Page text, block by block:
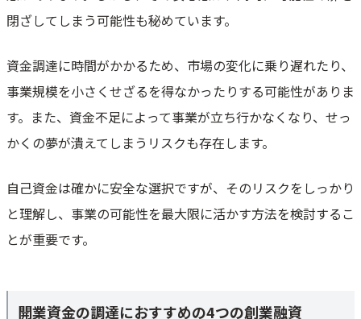
閉ざしてしまう可能性も秘めています。
資金調達に時間がかかるため、市場の変化に乗り遅れたり、
事業規模を小さくせざるを得なかったりする可能性がありま
す。また、資金不足によって事業が立ち行かなくなり、せっ
かくの夢が潰えてしまうリスクも存在します。
自己資金は確かに安全な選択ですが、そのリスクをしっかり
と理解し、事業の可能性を最大限に活かす方法を検討するこ
とが重要です。
開業資金の調達におすすめの4つの創業融資